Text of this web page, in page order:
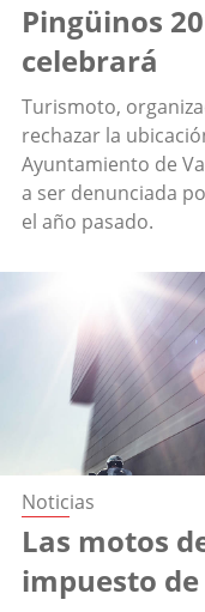
Pingüinos
celebrará
Turismoto,
rechazar la
Ayuntamiento de
a ser denunciada
el año pasado.
Noticias
Las motos
impuesto